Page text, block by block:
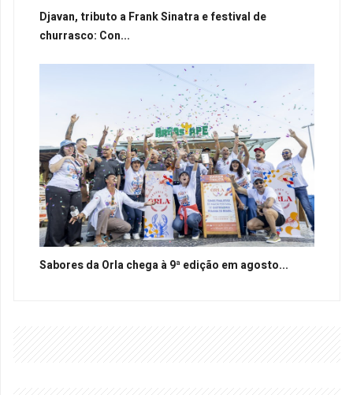
Djavan, tributo a Frank Sinatra e festival de
churrasco: Con...
Sabores da Orla chega à 9ª edição em agosto...